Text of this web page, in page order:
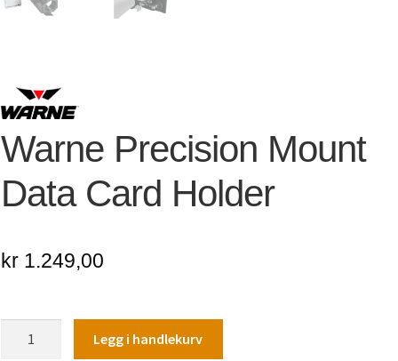
Warne Precision Mount
Data Card Holder
kr 1.249,00
Legg i handlekurv